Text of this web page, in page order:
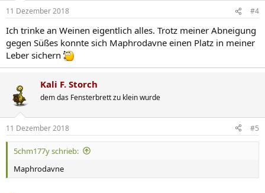
e
:
11 Dezember 2018 #4
Ich trinke an Weinen eigentlich alles. Trotz meiner Abneigung
gegen Süßes konnte sich Maphrodavne einen Platz in meiner
Leber sichern
Kali F. Storch
dem das Fensterbrett zu klein wurde
11 Dezember 2018 #5
5chm177y schrieb:
Maphrodavne